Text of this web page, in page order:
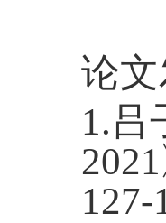
论
1.吕
2021
127-